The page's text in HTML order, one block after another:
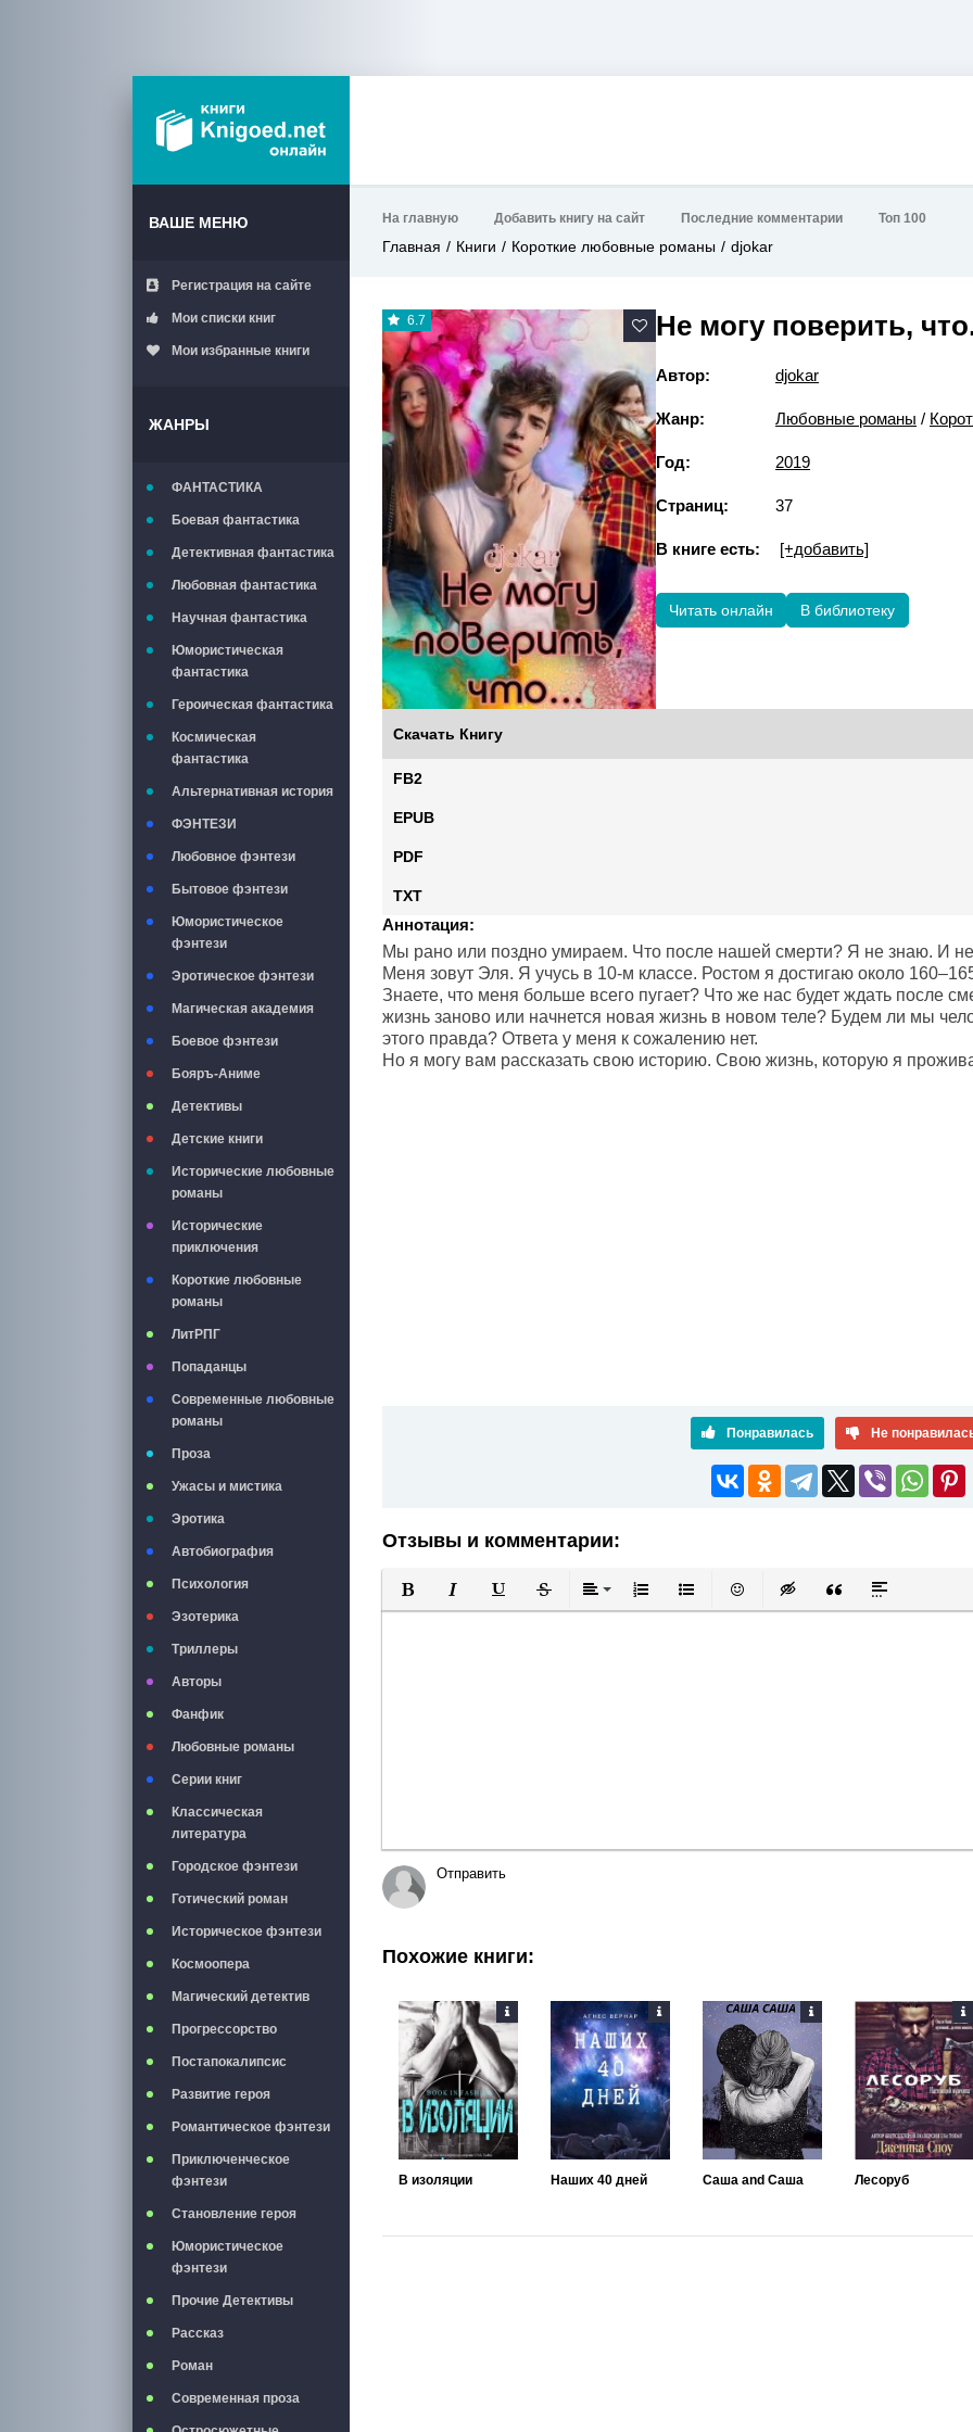
ВАШЕ МЕНЮ
Регистрация на сайте
Мои списки книг
Мои избранные книги
ЖАНРЫ
ФАНТАСТИКА
Боевая фантастика
Детективная фантастика
Любовная фантастика
Научная фантастика
Юмористическая
фантастика
Героическая фантастика
Космическая
фантастика
Альтернативная история
ФЭНТЕЗИ
Любовное фэнтези
Бытовое фэнтези
Юмористическое
фэнтези
Эротическое фэнтези
Магическая академия
Боевое фэнтези
Бояръ-Аниме
Детективы
Детские книги
Исторические любовные
романы
Исторические
приключения
Короткие любовные
романы
ЛитРПГ
Попаданцы
Современные любовные
романы
Проза
Ужасы и мистика
Эротика
Автобиография
Психология
Эзотерика
Триллеры
Авторы
Фанфик
Любовные романы
Серии книг
Классическая
литература
Городское фэнтези
Готический роман
Историческое фэнтези
Космоопера
Магический детектив
Прогрессорство
Постапокалипсис
Развитие героя
Романтическое фэнтези
Приключенческое
фэнтези
Становление героя
Юмористическое
фэнтези
Прочие Детективы
Рассказ
Роман
Современная проза
На главную Добавить книгу на сайт Последние комментарии Топ 100
Главная Книги Короткие любовные романы djokar
6.7 Не могу поверить,
Автор: djokar
Жанр: Любовные романы /
Год: 2019
Страниц: 37
В книге есть: [+добавить]
Читать онлайн В библиотеку
Скачать Книгу
FB2
EPUB
PDF
TXT
Аннотация:
Мы рано или поздно умираем. Что после нашей смерти? Я не знаю. И не
Меня зовут Эля. Я учусь в 10-м классе. Ростом я достигаю около
Знаете, что меня больше всего пугает? Что же нас будет ждать после
жизнь заново или начнется новая жизнь в новом теле? Будем ли мы
этого правда? Ответа у меня к сожалению нет.
Но я могу вам рассказать свою историю. Свою жизнь, которую я
Понравилась Не
Отзывы и комментарии:
Полужирный
КурсивПодчеркнутый
ЗачеркнутыйВыравнивание
Нумерованный список
Маркированный список
Вставить смайлик
Вставка скрытого текста
Вставка цитаты
Вставка
Отправить
Похожие книги:
В изоляции Наших 40 дней Саша and Саша Лесоруб